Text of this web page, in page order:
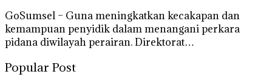
GoSumsel – Guna meningkatkan kecakapan dan
kemampuan penyidik dalam menangani perkara
pidana diwilayah perairan. Direktorat…
Popular Post